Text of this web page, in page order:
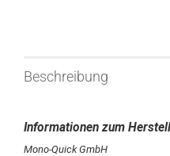
Beschreibung
Mono-Quick GmbH